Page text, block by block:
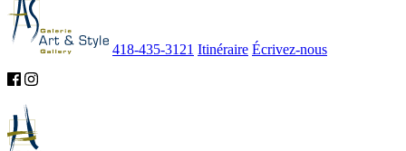
418-435-3121 Itinéraire Écrivez-nous